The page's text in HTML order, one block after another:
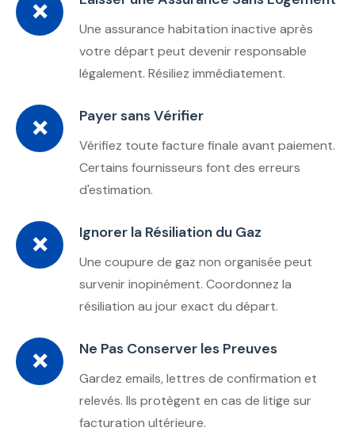
❌
Une assurance habitation inactive après
votre départ peut devenir responsable
légalement. Résiliez immédiatement.
❌ Payer sans Vérifier
Vérifiez toute facture finale avant paiement.
Certains fournisseurs font des erreurs
d'estimation.
❌ Ignorer la Résiliation du Gaz
Une coupure de gaz non organisée peut
survenir inopinément. Coordonnez la
résiliation au jour exact du départ.
❌ Ne Pas Conserver les Preuves
Gardez emails, lettres de confirmation et
relevés. Ils protègent en cas de litige sur
facturation ultérieure.